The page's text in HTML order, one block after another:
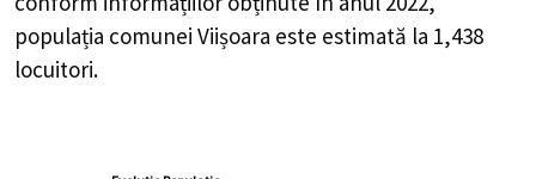
populația comunei Viișoara este estimată la 1,438
locuitori.